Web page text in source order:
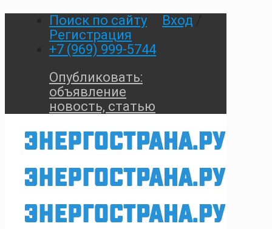
Поиск по сайту Вход
Регистрация
+7 (969) 999-5744
Опубликовать:
объявление
новость, статью